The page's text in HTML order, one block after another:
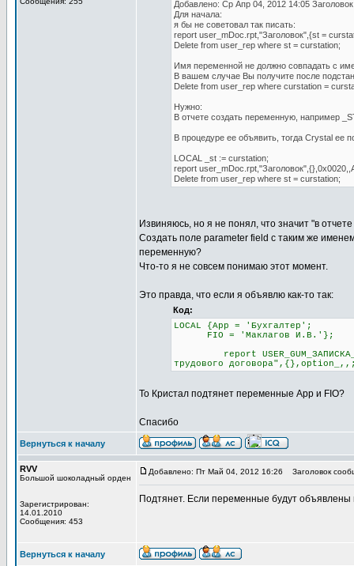
Добавлено: Ср Апр 04, 2012 14:05
Для начала:
я бы не советовал так писать:
report user_mDoc.rpt,"Заголовок",{st =
Delete from user_rep where st = curstation;
Имя переменной не должно совпадать с
В вашем случае Вы получите после
Delete from user_rep where curstation =
Нужно:
В отчете создать переменную, например
В процедуре ее объявить, тогда Crystal ee
LOCAL _st := curstation;
report
Delete from user_rep where st = curstation;
Извиняюсь, но я не понял, что значит "в
Создать поле parameter field с таким же
переменную?
Что-то я не совсем понимаю этот момент.
Это правда, что если я объявлю как-то так:
Код:
LOCAL {App = 'Бухгалтер';
FIO = 'Маклагов И.В.'};
report
трудового
То Кристал подтянет переменные App и FIO?
Спасибо
Вернуться к началу
RVV
Большой шоколадный орден
Зарегистрирован:
14.01.2010
Сообщения: 453
Добавлено: Пт Май 04, 2012 16:26 Заголовок
Подтянет. Если переменные будут объявлены
Вернуться к началу